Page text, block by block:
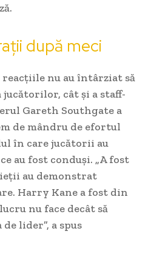
după meci
nu au întârziat să
cât și a staff-
Gareth Southgate a
de mândru de efortul
în care jucătorii au
au fost conduși. „A fost
au demonstrat
Harry Kane a fost din
nu face decât să
lider”, a spus